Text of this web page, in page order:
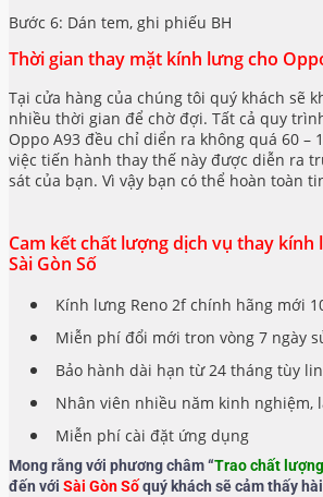
Bước 6: Dán tem, ghi phiếu BH
Thời gian thay mặt kính lưng cho
Tại cửa hàng của chúng tôi quý khách sẽ
nhiều thời gian để chờ đợi. Tất cả quy
Oppo A93 đều chỉ diển ra không quá 60 –
việc tiến hành thay thế này được diễn ra
sát của bạn. Vì vậy bạn có thể hoàn toàn
Cam kết chất lượng dịch vụ thay kính
Sài Gòn Số
Kính lưng Reno 2f chính hãng mới
Miễn phí đổi mới tron vòng 7 ngày
Bảo hành dài hạn từ 24 tháng tùy
Nhân viên nhiều năm kinh nghiệm,
Miễn phí cài đặt ứng dụng
Mong rằng với phương châm “Trao chất
đến với Sài Gòn Sốquý khách sẽ cảm thấy